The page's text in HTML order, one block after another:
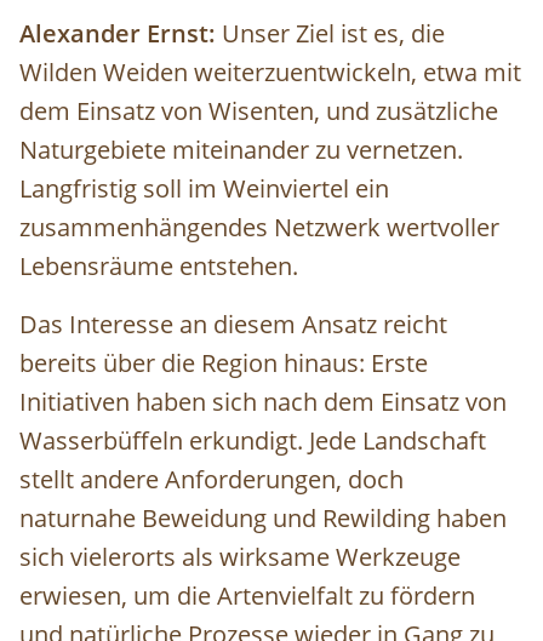
Alexander Ernst: Unser Ziel ist es, die
Wilden Weiden weiterzuentwickeln, etwa mit
dem Einsatz von Wisenten, und zusätzliche
Naturgebiete miteinander zu vernetzen.
Langfristig soll im Weinviertel ein
zusammenhängendes Netzwerk wertvoller
Lebensräume entstehen.
Das Interesse an diesem Ansatz reicht
bereits über die Region hinaus: Erste
Initiativen haben sich nach dem Einsatz von
Wasserbüffeln erkundigt. Jede Landschaft
stellt andere Anforderungen, doch
naturnahe Beweidung und Rewilding haben
sich vielerorts als wirksame Werkzeuge
erwiesen, um die Artenvielfalt zu fördern
und natürliche Prozesse wieder in Gang zu